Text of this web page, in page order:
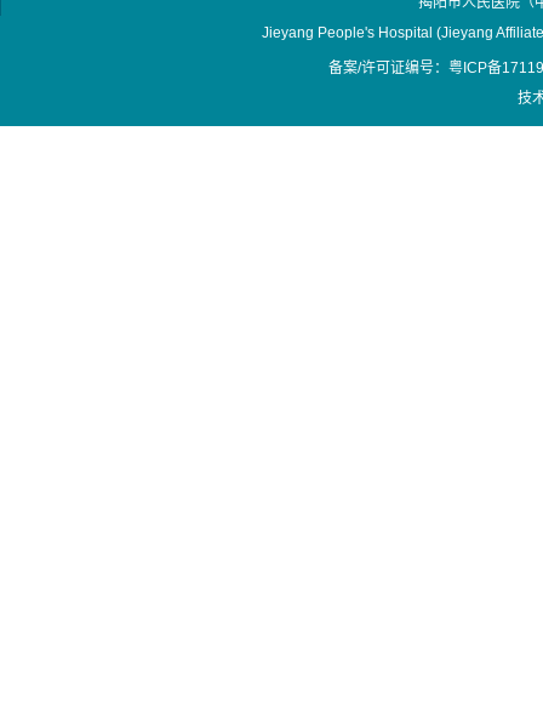
Jieyang People's Hospital (Jieyang
备案/许可证编号：粤ICP备
技